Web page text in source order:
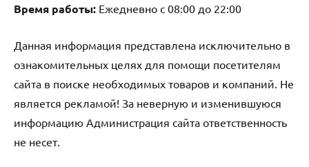
Время работы: Ежедневно с 08:00 до 22:00
Данная информация представлена исключительно в
ознакомительных целях для помощи посетителям
сайта в поиске необходимых товаров и компаний. Не
является рекламой! За неверную и изменившуюся
информацию Администрация сайта ответственность
не несет.